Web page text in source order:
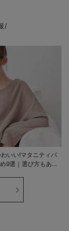
/
いい!マタニティパ
9選｜選び方もあわ